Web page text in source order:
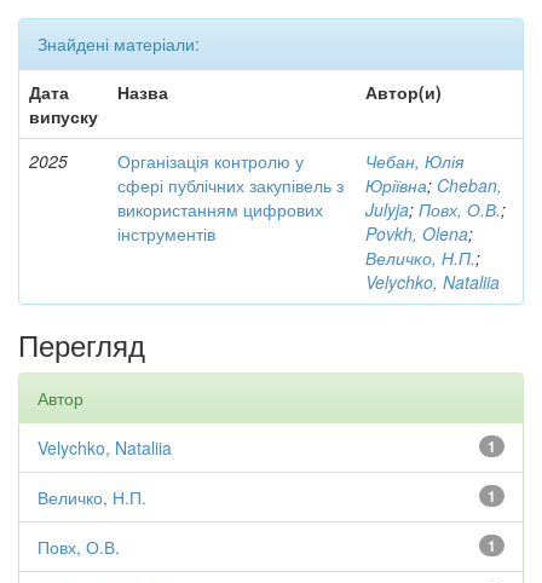
Знайдені матеріали:
Дата
випуску
Назва Автор(и)
2025
Організація контролю у
сфері публічних закупівель з
використанням цифрових
інструментів
Чебан, Юлія
Юріївна; Cheban,
Julyja; Повх, О.В.;
Povkh, Olena;
Величко, Н.П.;
Velychko, Nataliia
Перегляд
Автор
1
Velychko, Nataliia
1
Величко, Н.П.
1
Повх, О.В.